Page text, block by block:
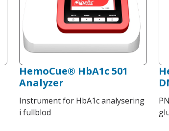
HemoCue® HbA1c 501
Analyzer
Instrument for HbA1c analysering
i fullblod